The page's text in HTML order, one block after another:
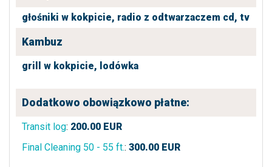
głośniki w kokpicie, radio z odtwarzaczem cd, tv
Kambuz
grill w kokpicie, lodówka
Dodatkowo obowiązkowo płatne:
Transit log: 200.00 EUR
Final Cleaning 50 - 55 ft.: 300.00 EUR